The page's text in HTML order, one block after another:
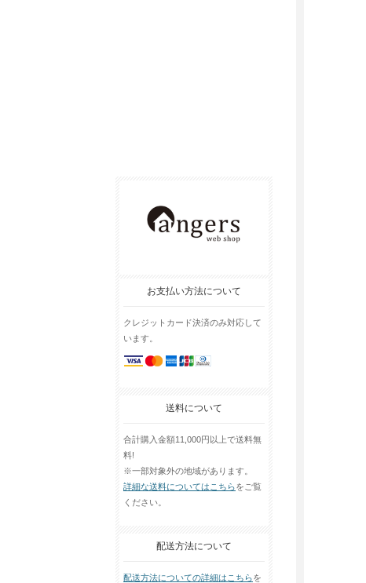
お支払い方法について
クレジットカード決済のみ対応して
います。
送料について
合計購入金額11,000円以上で送料無
料!
※一部対象外の地域があります。
詳細な送料についてはこちらをご覧
ください。
配送方法について
配送方法についての詳細はこちらを